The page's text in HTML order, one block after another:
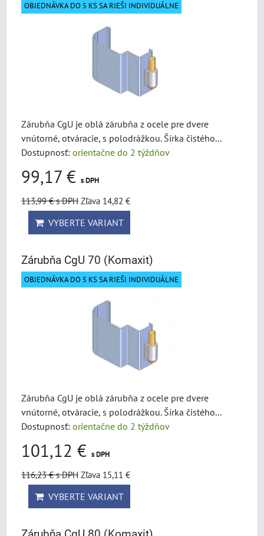
OBJEDNÁVKA DO 5 KS SA RIEŠI INDIVIDUÁLNE
Zárubňa CgU je oblá zárubňa z ocele pre dvere
vnútorné, otváracie, s polodrážkou. Šírka čistého...
Dostupnosť: orientačne do 2 týždňov
99,17 € s DPH
113,99 €s DPH Zľava 14,82 €
VYBERTE VARIANT
Zárubňa CgU 70 (Komaxit)
OBJEDNÁVKA DO 5 KS SA RIEŠI INDIVIDUÁLNE
Zárubňa CgU je oblá zárubňa z ocele pre dvere
vnútorné, otváracie, s polodrážkou. Šírka čistého...
Dostupnosť: orientačne do 2 týždňov
101,12 € s DPH
116,23 €s DPH Zľava 15,11 €
VYBERTE VARIANT